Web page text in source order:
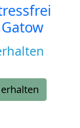
Gatow